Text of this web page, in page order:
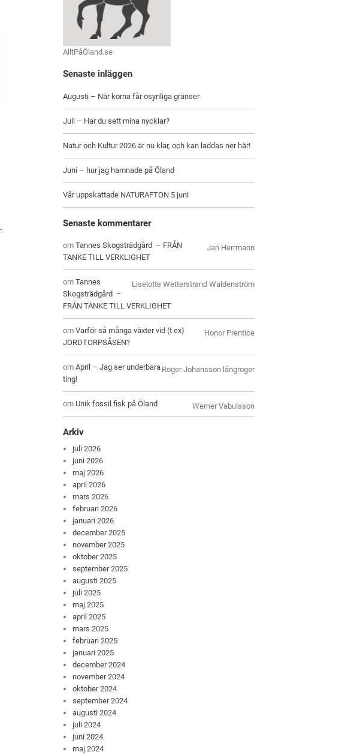
AlltPåÖland.se
Senaste inläggen
Augusti – När korna får osynliga gränser
Juli – Har du sett mina nycklar?
Natur och Kultur 2026 är nu klar, och kan laddas ner här!
Juni – hur jag hamnade på Öland
Vår uppskattade NATURAFTON 5 juni
Senaste kommentarer
Jan Herrmann
omTannes Skogsträdgård – FRÅN
TANKE TILL VERKLIGHET
Liselotte Wetterstrand Waldenström
omTannes
Skogsträdgård –
FRÅN TANKE TILL VERKLIGHET
Honor Prentice
omVarför så många växter vid (t ex)
JORDTORPSÅSEN?
Roger Johansson långroger
omApril – Jag ser underbara
ting!
Werner Vabulsson
om Unik fossil fisk på Öland
Arkiv
juli 2026
juni 2026
maj 2026
april 2026
mars 2026
februari 2026
januari 2026
december 2025
november 2025
oktober 2025
september 2025
augusti 2025
juli 2025
maj 2025
april 2025
mars 2025
februari 2025
januari 2025
december 2024
november 2024
oktober 2024
september 2024
augusti 2024
juli 2024
juni 2024
maj 2024